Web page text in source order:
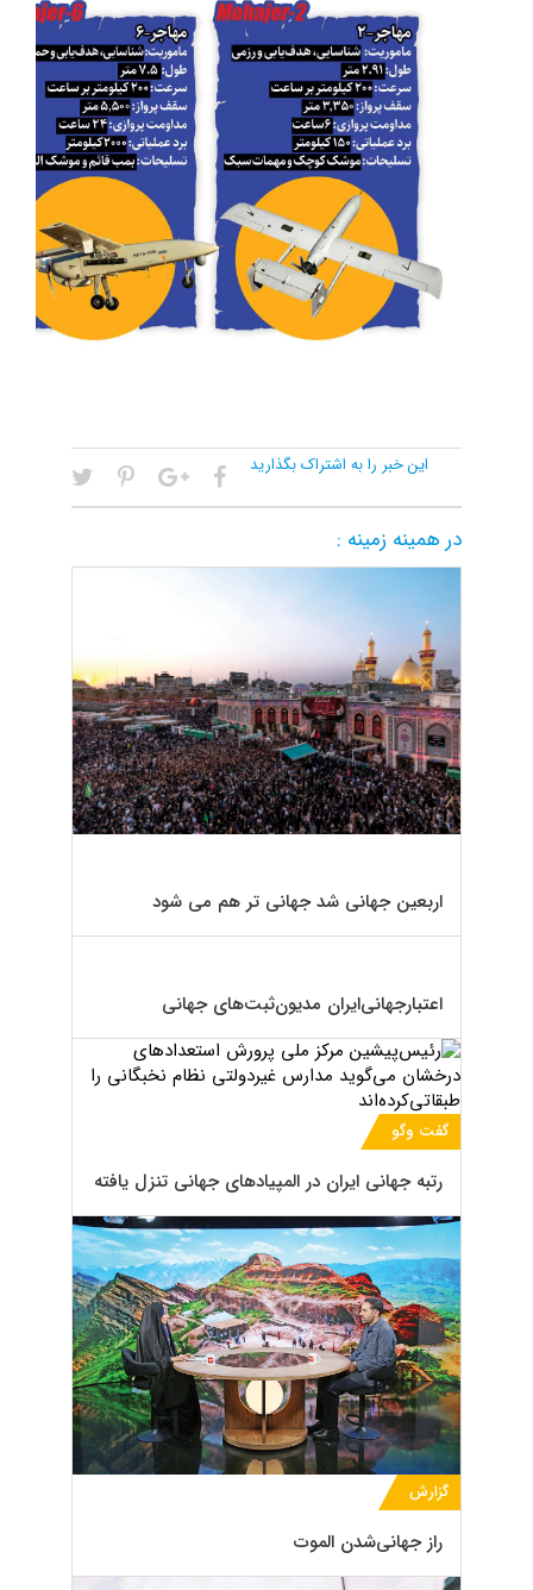
این خبر را به اشتراک بگذارید
در همینه زمینه :
اربعین جهانی شد جهانی تر هم می شود
اعتبار‌جهانی‌ایران مدیون‌ثبت‌های جهانی
گفت وگو
رتبه جهانی ایران در المپیادهای جهانی تنزل یافته
گزارش
راز جهانی‌شدن الموت